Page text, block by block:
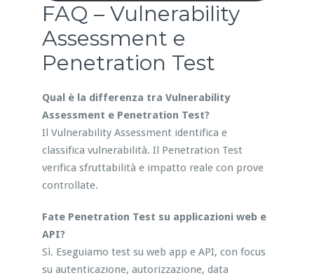
FAQ – Vulnerability
Assessment e
Penetration Test
Qual è la differenza tra Vulnerability
Assessment e Penetration Test?
Il Vulnerability Assessment identifica e
classifica vulnerabilità. Il Penetration Test
verifica sfruttabilità e impatto reale con prove
controllate.
Fate Penetration Test su applicazioni web e
API?
Sì. Eseguiamo test su web app e API, con focus
su autenticazione, autorizzazione, data